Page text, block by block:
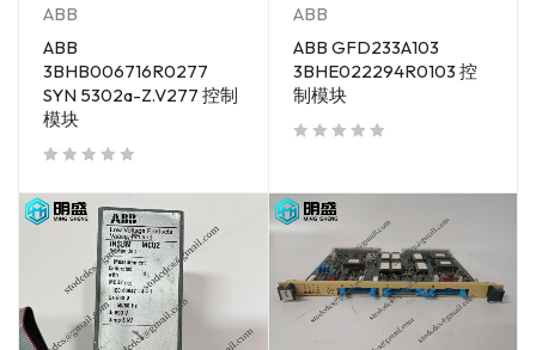
ABB
ABB
3BHB006716R0277
SYN 5302a-Z.V277 控制
模块
ABB
ABB GFD233A103
3BHE022294R0103 控
制模块